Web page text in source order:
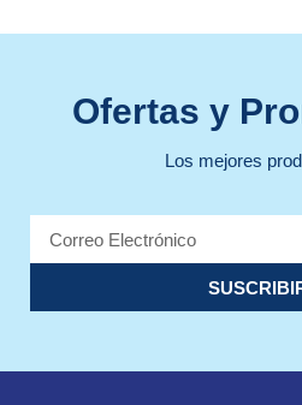
Ofertas y
Los mejores